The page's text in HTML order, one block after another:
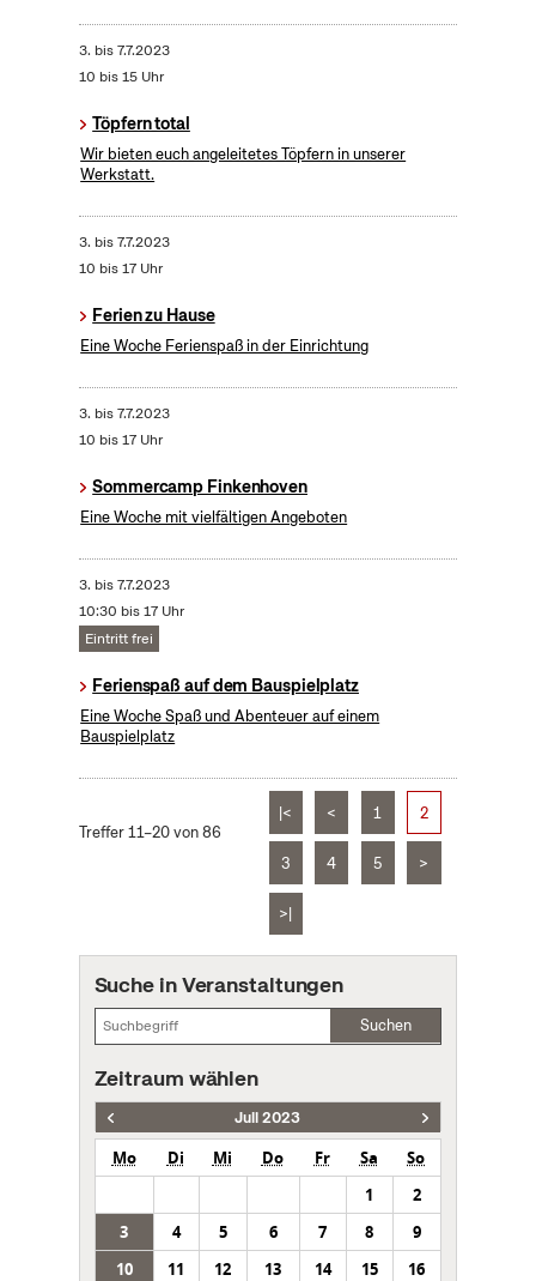
3. bis7.7.2023
10 bis 15 Uhr
Töpfern total
Wir bieten euch angeleitetes Töpfern in unserer
Werkstatt.
3. bis7.7.2023
10 bis 17 Uhr
Ferien zu Hause
Eine Woche Ferienspaß in der Einrichtung
3. bis7.7.2023
10 bis 17 Uhr
Sommercamp Finkenhoven
Eine Woche mit vielfältigen Angeboten
3. bis7.7.2023
10:30 bis 17 Uhr
Eintritt frei
Ferienspaß auf dem Bauspielplatz
Eine Woche Spaß und Abenteuer auf einem
Bauspielplatz
Treffer 11–20 von 86
|< < 1 2
3 4 5 >
>|
Suche in Veranstaltungen
Suchen
Zeitraum wählen
Juli 2023
Mo Di Mi Do Fr Sa
So
1
2
3
4 5 6 7 8
9
10
11 12 13 14 15
16